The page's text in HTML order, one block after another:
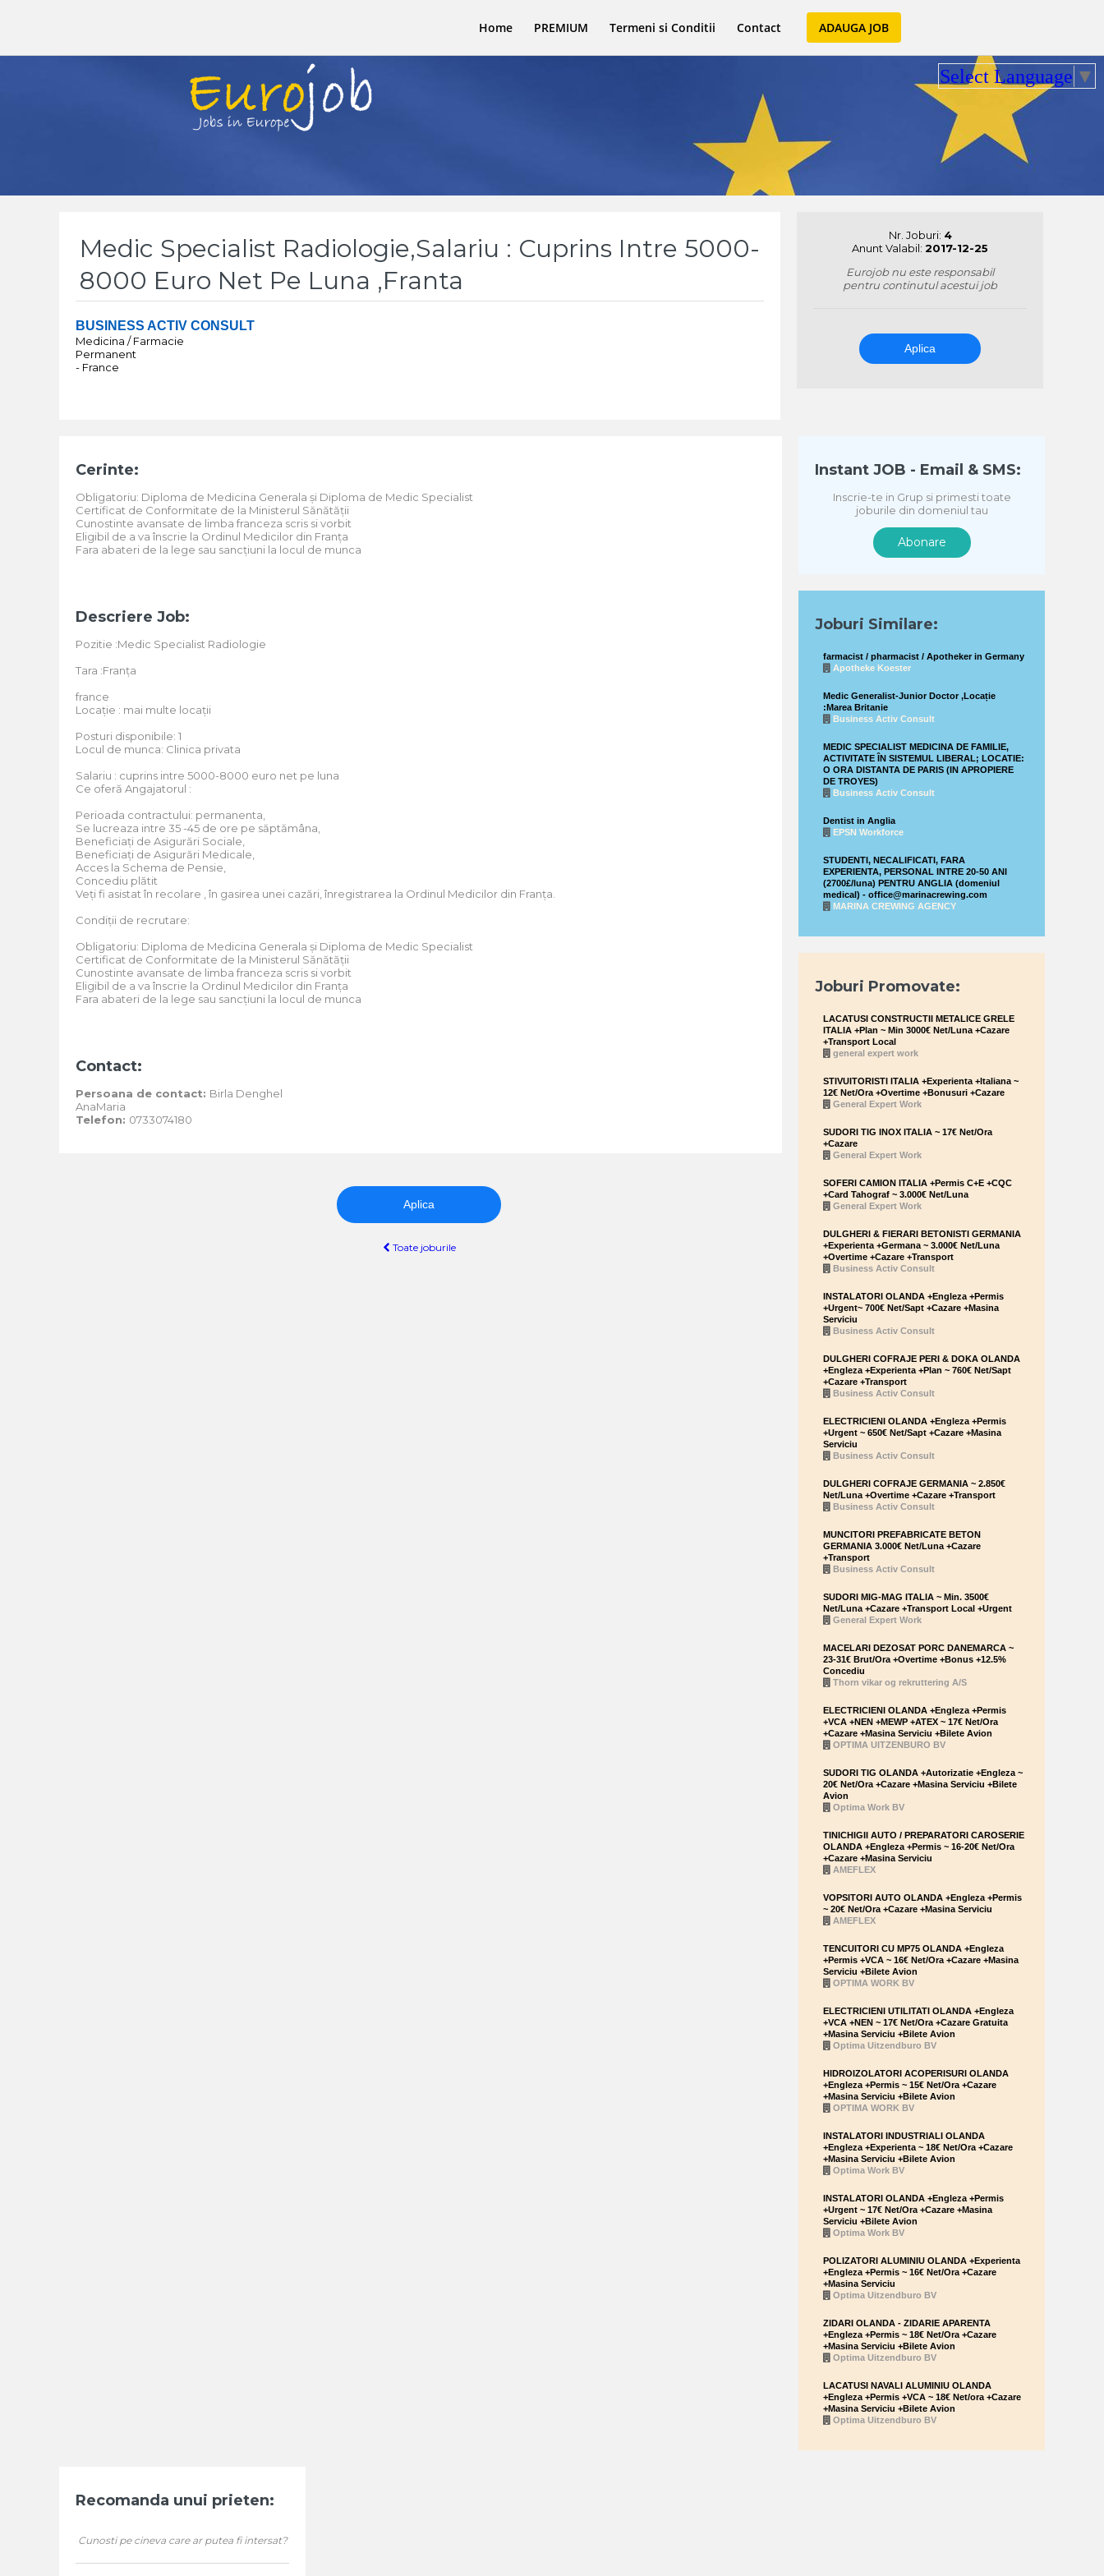
Home PREMIUM Termeni si Conditii Contact ADAUGA JOB
Select Language ▼
Medic Specialist Radiologie,Salariu : Cuprins Intre 5000-
8000 Euro Net Pe Luna ,Franta
BUSINESS ACTIV CONSULT
Medicina / Farmacie
Permanent
- France
Nr. Joburi: 4
Anunt Valabil: 2017-12-25
Eurojob nu este responsabil
pentru continutul acestui job
Aplica
Cerinte:
Obligatoriu: Diploma de Medicina Generala și Diploma de Medic Specialist
Certificat de Conformitate de la Ministerul Sănătății
Cunostinte avansate de limba franceza scris si vorbit
Eligibil de a va înscrie la Ordinul Medicilor din Franța
Fara abateri de la lege sau sancțiuni la locul de munca
Descriere Job:
Pozitie :Medic Specialist Radiologie
Tara :Franța
france
Locație : mai multe locații
Posturi disponibile: 1
Locul de munca: Clinica privata
Salariu : cuprins intre 5000-8000 euro net pe luna
Ce oferă Angajatorul :
Perioada contractului: permanenta,
Se lucreaza intre 35 -45 de ore pe săptămâna,
Beneficiați de Asigurări Sociale,
Beneficiați de Asigurări Medicale,
Acces la Schema de Pensie,
Concediu plătit
Veți fi asistat în recolare , în gasirea unei cazări, înregistrarea la Ordinul Medicilor din Franța.
Condiții de recrutare:
Obligatoriu: Diploma de Medicina Generala și Diploma de Medic Specialist
Certificat de Conformitate de la Ministerul Sănătății
Cunostinte avansate de limba franceza scris si vorbit
Eligibil de a va înscrie la Ordinul Medicilor din Franța
Fara abateri de la lege sau sancțiuni la locul de munca
Contact:
Persoana de contact: Birla Denghel
AnaMaria
Telefon: 0733074180
Aplica
Toate joburile
Instant JOB - Email & SMS:
Inscrie-te in Grup si primesti toate
joburile din domeniul tau
Abonare
Joburi Similare:
farmacist / pharmacist / Apotheker in Germany
Apotheke Koester
Medic Generalist-Junior Doctor ,Locație
:Marea Britanie
Business Activ Consult
MEDIC SPECIALIST MEDICINA DE FAMILIE,
ACTIVITATE ÎN SISTEMUL LIBERAL; LOCATIE:
O ORA DISTANTA DE PARIS (IN APROPIERE
DE TROYES)
Business Activ Consult
Dentist in Anglia
EPSN Workforce
STUDENTI, NECALIFICATI, FARA
EXPERIENTA, PERSONAL INTRE 20-50 ANI
(2700£/luna) PENTRU ANGLIA (domeniul
medical) - office@marinacrewing.com
MARINA CREWING AGENCY
Joburi Promovate:
LACATUSI CONSTRUCTII METALICE GRELE
ITALIA +Plan ~ Min 3000€ Net/Luna +Cazare
+Transport Local
general expert work
STIVUITORISTI ITALIA +Experienta +Italiana ~
12€ Net/Ora +Overtime +Bonusuri +Cazare
General Expert Work
SUDORI TIG INOX ITALIA ~ 17€ Net/Ora
+Cazare
General Expert Work
SOFERI CAMION ITALIA +Permis C+E +CQC
+Card Tahograf ~ 3.000€ Net/Luna
General Expert Work
DULGHERI & FIERARI BETONISTI GERMANIA
+Experienta +Germana ~ 3.000€ Net/Luna
+Overtime +Cazare +Transport
Business Activ Consult
INSTALATORI OLANDA +Engleza +Permis
+Urgent~ 700€ Net/Sapt +Cazare +Masina
Serviciu
Business Activ Consult
DULGHERI COFRAJE PERI & DOKA OLANDA
+Engleza +Experienta +Plan ~ 760€ Net/Sapt
+Cazare +Transport
Business Activ Consult
ELECTRICIENI OLANDA +Engleza +Permis
+Urgent ~ 650€ Net/Sapt +Cazare +Masina
Serviciu
Business Activ Consult
DULGHERI COFRAJE GERMANIA ~ 2.850€
Net/Luna +Overtime +Cazare +Transport
Business Activ Consult
MUNCITORI PREFABRICATE BETON
GERMANIA 3.000€ Net/Luna +Cazare
+Transport
Business Activ Consult
SUDORI MIG-MAG ITALIA ~ Min. 3500€
Net/Luna +Cazare +Transport Local +Urgent
General Expert Work
MACELARI DEZOSAT PORC DANEMARCA ~
23-31€ Brut/Ora +Overtime +Bonus +12.5%
Concediu
Thorn vikar og rekruttering A/S
ELECTRICIENI OLANDA +Engleza +Permis
+VCA +NEN +MEWP +ATEX ~ 17€ Net/Ora
+Cazare +Masina Serviciu +Bilete Avion
OPTIMA UITZENBURO BV
SUDORI TIG OLANDA +Autorizatie +Engleza ~
20€ Net/Ora +Cazare +Masina Serviciu +Bilete
Avion
Optima Work BV
TINICHIGII AUTO / PREPARATORI CAROSERIE
OLANDA +Engleza +Permis ~ 16-20€ Net/Ora
+Cazare +Masina Serviciu
AMEFLEX
VOPSITORI AUTO OLANDA +Engleza +Permis
~ 20€ Net/Ora +Cazare +Masina Serviciu
AMEFLEX
TENCUITORI CU MP75 OLANDA +Engleza
+Permis +VCA ~ 16€ Net/Ora +Cazare +Masina
Serviciu +Bilete Avion
OPTIMA WORK BV
ELECTRICIENI UTILITATI OLANDA +Engleza
+VCA +NEN ~ 17€ Net/Ora +Cazare Gratuita
+Masina Serviciu +Bilete Avion
Optima Uitzendburo BV
HIDROIZOLATORI ACOPERISURI OLANDA
+Engleza +Permis ~ 15€ Net/Ora +Cazare
+Masina Serviciu +Bilete Avion
OPTIMA WORK BV
INSTALATORI INDUSTRIALI OLANDA
+Engleza +Experienta ~ 18€ Net/Ora +Cazare
+Masina Serviciu +Bilete Avion
Optima Work BV
INSTALATORI OLANDA +Engleza +Permis
+Urgent ~ 17€ Net/Ora +Cazare +Masina
Serviciu +Bilete Avion
Optima Work BV
POLIZATORI ALUMINIU OLANDA +Experienta
+Engleza +Permis ~ 16€ Net/Ora +Cazare
+Masina Serviciu
Optima Uitzendburo BV
ZIDARI OLANDA - ZIDARIE APARENTA
+Engleza +Permis ~ 18€ Net/Ora +Cazare
+Masina Serviciu +Bilete Avion
Optima Uitzendburo BV
LACATUSI NAVALI ALUMINIU OLANDA
+Engleza +Permis +VCA ~ 18€ Net/ora +Cazare
+Masina Serviciu +Bilete Avion
Optima Uitzendburo BV
Recomanda unui prieten:
Cunosti pe cineva care ar putea fi intersat?